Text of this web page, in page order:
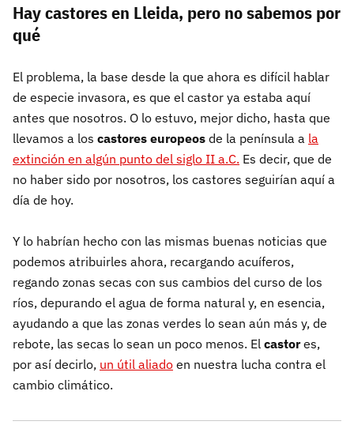
Hay castores en Lleida, pero no sabemos por
qué
El problema, la base desde la que ahora es difícil hablar
de especie invasora, es que el castor ya estaba aquí
antes que nosotros. O lo estuvo, mejor dicho, hasta que
llevamos a los castores europeos de la península a la
extinción en algún punto del siglo II a.C. Es decir, que de
no haber sido por nosotros, los castores seguirían aquí a
día de hoy.
Y lo habrían hecho con las mismas buenas noticias que
podemos atribuirles ahora, recargando acuíferos,
regando zonas secas con sus cambios del curso de los
ríos, depurando el agua de forma natural y, en esencia,
ayudando a que las zonas verdes lo sean aún más y, de
rebote, las secas lo sean un poco menos. El castores,
por así decirlo, un útil aliado en nuestra lucha contra el
cambio climático.